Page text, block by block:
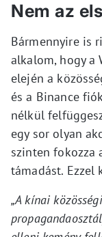
Nem az
Bármennyire is
alkalom, hogy a
elején a
és a Binance
nélkül
egy sor olyan
szinten fokozza
támadást. Ezzel
„A kínai